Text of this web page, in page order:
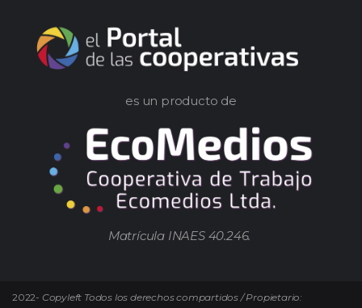
es un producto de
Matrícula INAES 40.246.
2022- Copyleft Todos los derechos compartidos / Propietario: